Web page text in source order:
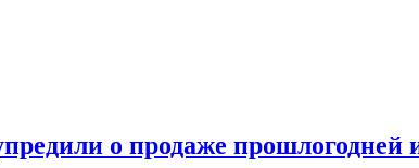
о продаже прошлогодней